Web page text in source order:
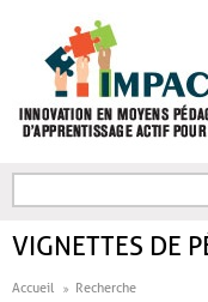
FORMULAIRE DE
VIGNETTES DE
Accueil Recherche